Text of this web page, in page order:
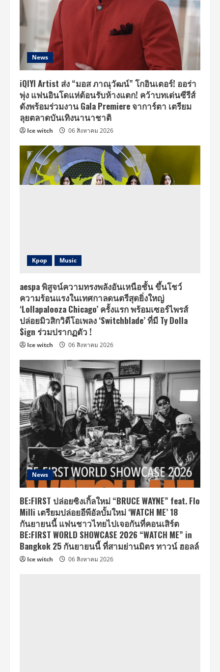
News
iQIYI Artist ส่ง “มอส ภาณุวัฒน์” โกอินเตอร์! ออร่า
พุ่ง แฟนอินโดแห่ต้อนรับห้างแตก! คว้าบทเด่นซีรีส์
ดังพร้อมร่วมงาน Gala Premiere จาการ์ตา เตรียม
ลุยตลาดบันเทิงนานาชาติ
Ice witch 06 สิงหาคม 2026
Kpop Music
aespa พิสูจน์ความทรงพลังอันเหนือชั้น ขึ้นโชว์
ความร้อนแรงในเทศกาลดนตรีสุดยิ่งใหญ่
‘Lollapalooza Chicago’ ครั้งแรก พร้อมเซอร์ไพรส์
ปล่อยมิวสิกวิดีโอเพลง ‘Switchblade’ ที่มี Ty Dolla
$ign ร่วมปรากฏตัว !
Ice witch 06 สิงหาคม 2026
News
BE:FIRST ปล่อยซิงเกิ้ลใหม่ “BRUCE WAYNE” feat. Flo
Milli เตรียมปล่อยอีพีอัลบั้มใหม่ ‘WATCH ME’ 18
กันยายนนี้ แฟนชาวไทยไปเจอกันที่คอนเสิร์ต
BE:FIRST WORLD SHOWCASE 2026 “WATCH ME” in
Bangkok 25 กันยายนนี้ ที่สามย่านมิตร ทาวน์ ฮอลล์
Ice witch 06 สิงหาคม 2026